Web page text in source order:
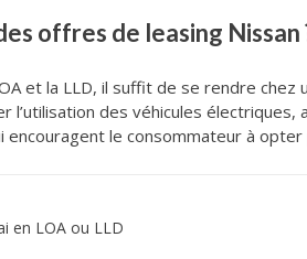
offres de leasing Nissan
et la LLD, il suffit de se rendre
l’utilisation des véhicules
le consommateur à opter
en LOA ou LLD